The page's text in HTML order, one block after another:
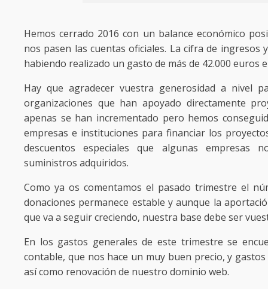
Hemos cerrado 2016 con un balance económico
nos pasen las cuentas oficiales. La cifra de
habiendo realizado un gasto de más de 42.000 euros
Hay que agradecer vuestra generosidad a nivel
organizaciones que han apoyado directamente
apenas se han incrementado pero hemos
empresas e instituciones para financiar los
descuentos especiales que algunas empresas
suministros adquiridos.
Como ya os comentamos el pasado trimestre el
donaciones permanece estable y aunque la
que va a seguir creciendo, nuestra base debe ser
En los gastos generales de este trimestre se
contable, que nos hace un muy buen precio, y
así como renovación de nuestro dominio web.